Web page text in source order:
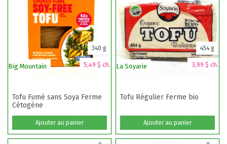
Big Mountain 5,49 $ ch.
340 g
Tofu Fumé sans Soya Ferme
Cétogène
Ajouter au panier
La Soyarie 3,99 $ ch.
454 g
Tofu Régulier Ferme bio
Ajouter au panier